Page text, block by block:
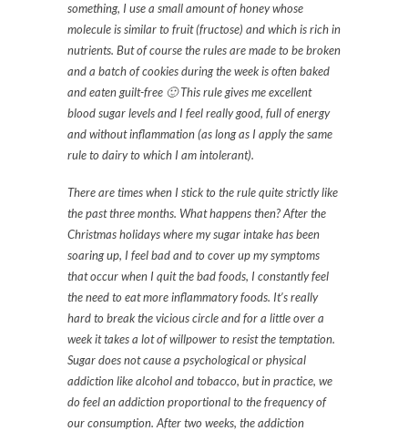
something, I use a small amount of honey whose
molecule is similar to fruit (fructose) and which is rich in
nutrients. But of course the rules are made to be broken
and a batch of cookies during the week is often baked
and eaten guilt-free 🙂 This rule gives me excellent
blood sugar levels and I feel really good, full of energy
and without inflammation (as long as I apply the same
rule to dairy to which I am intolerant).
There are times when I stick to the rule quite strictly like
the past three months. What happens then? After the
Christmas holidays where my sugar intake has been
soaring up, I feel bad and to cover up my symptoms
that occur when I quit the bad foods, I constantly feel
the need to eat more inflammatory foods. It’s really
hard to break the vicious circle and for a little over a
week it takes a lot of willpower to resist the temptation.
Sugar does not cause a psychological or physical
addiction like alcohol and tobacco, but in practice, we
do feel an addiction proportional to the frequency of
our consumption. After two weeks, the addiction